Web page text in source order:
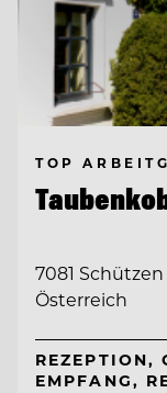
TOP
7081
Österreich
REZEPTION,
EMPFANG,